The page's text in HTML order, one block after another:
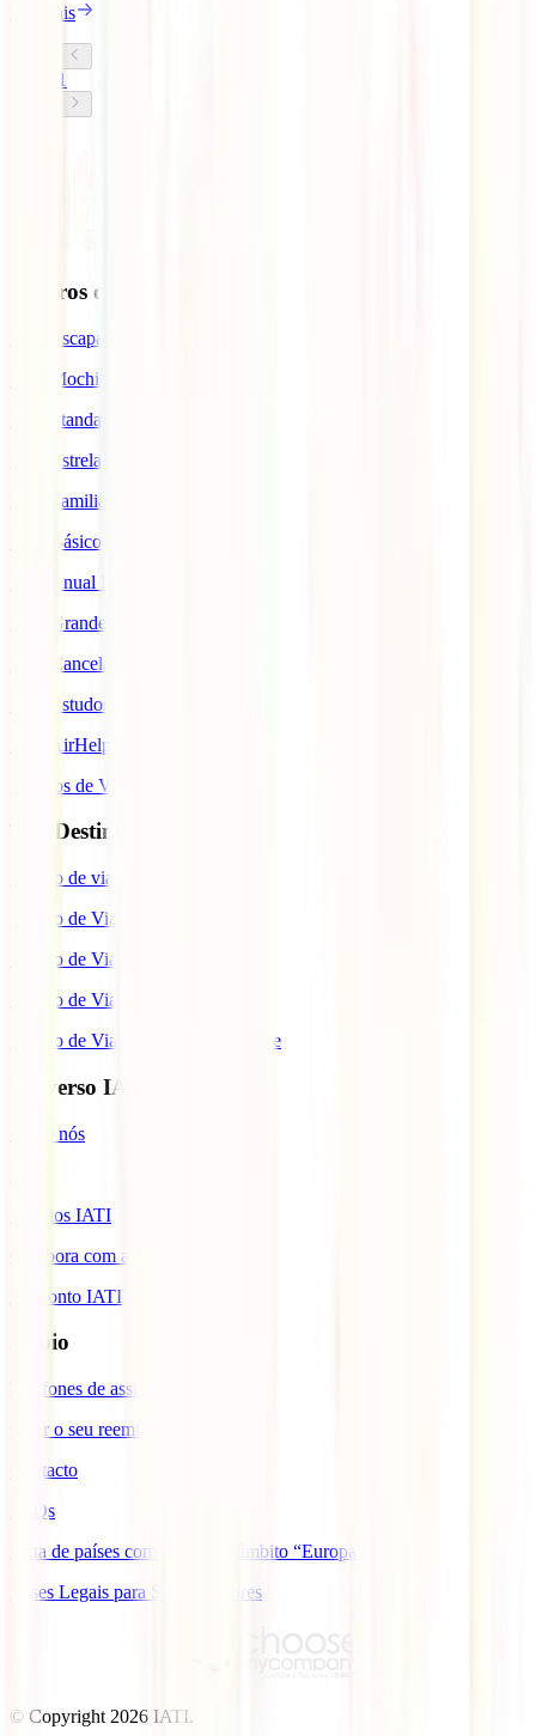
Ler mais
1
Seguros de Viagem
IATI Escapadinhas
IATI Mochileiro
IATI Standard
IATI Estrela
IATI Familia
IATI Básico
IATI Anual Multiviagem
IATI Grandes Viajantes
IATI Cancelamento Premium
IATI Estudos
IATI AirHelp
Seguros de Viagem
Top Destinos
Seguro de viagem para o Japão
Seguro de Viagem para os EUA
Seguro de Viagem para o Brasil
Seguro de Viagem para Tailândia
Seguro de Viagem para Cabo Verde
Universo IATI
Sobre nós
Prémios IATI
Colabora com a IATI
Desconto IATI
Apoio
Telefones de assistência
Gerir o seu reembolso
Contacto
FAQs
Lista de países com cobertura âmbito “Europa”
Bases Legais para Sorteio Açores
© Copyright 2026 IATI.